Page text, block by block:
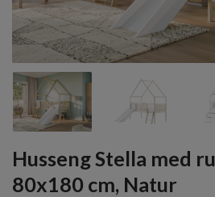
Husseng Stella med
80x180 cm, Natur